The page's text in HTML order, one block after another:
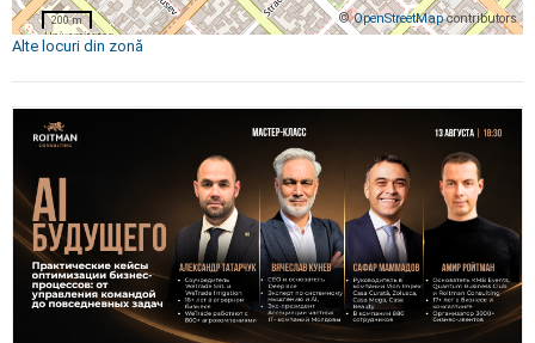
©OpenStreetMapcontributors
200 m
Alte locuri din zonă